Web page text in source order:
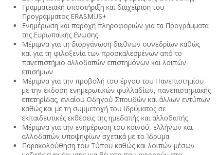
Γραμματειακή υποστήριξη και διαχείριση του
Προγράμματος ERASMUS+
Ενημέρωση και παροχή πληροφοριών για τα Προγράμματα
της Ευρωπαϊκής Ενωσης
Μέριμνα για τη διοργάνωση διεθνών συνεδρίων καθώς
και για τη φιλοξενία των προσκαλεσμένων από το
πανεπιστήμιο αλλοδαπών επιστημόνων και λοιπών
επισήμων
Μέριμνα για την προβολή του έργου του Πανεπιστημίου
με την έκδοση ενημερωτικών φυλλαδίων, πανεπιστημιακής
επετηρίδας, ενιαίου Οδηγού Σπουδών και άλλων εντύπων
καθώς και με τη συμμετοχή του Ιδρύματος σε
εκπαιδευτικές εκθέσεις της ημεδαπής και αλλοδαπής
Μέριμνα για την ενημέρωση του κοινού, ελλήνων και
αλλοδαπών υποψηφίων σχετικά με το Ίδρυμα
Παρακολούθηση του Τύπου καθώς και λοιπών μέσων